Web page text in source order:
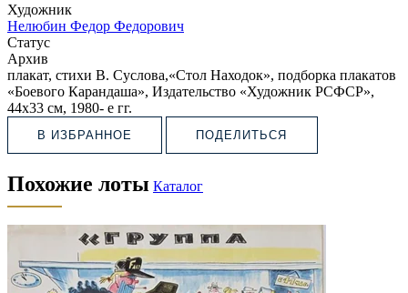
Художник
Нелюбин Федор Федорович
Статус
Архив
плакат, стихи В. Суслова,«Стол Находок», подборка плакатов​
«Боевого Карандаша», Издательство «Художник РСФСР»,
44х33 см, 1980- е гг.
В ИЗБРАННОЕ ПОДЕЛИТЬСЯ
Похожие лоты Каталог